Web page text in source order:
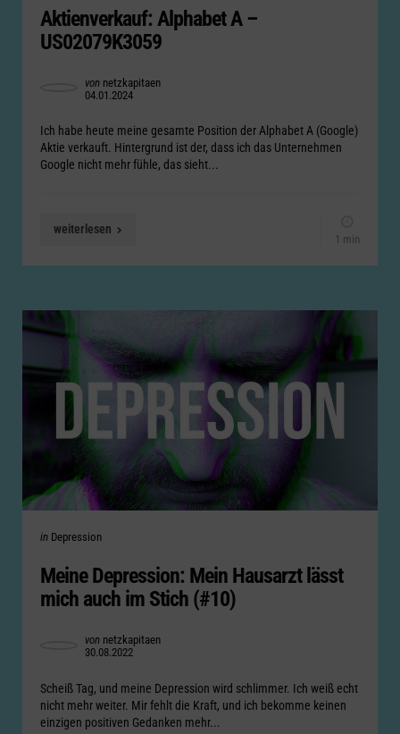
Aktienverkauf: Alphabet A –
US02079K3059
Posted
by
von netzkapitaen
04.01.2024
Ich habe heute meine gesamte Position der Alphabet A (Google)
Aktie verkauft. Hintergrund ist der, dass ich das Unternehmen
Google nicht mehr fühle, das sieht...
weiterlesen
1 min
Categories
Posted
in Depression
Meine Depression: Mein Hausarzt lässt
mich auch im Stich (#10)
Posted
by
von netzkapitaen
30.08.2022
Scheiß Tag, und meine Depression wird schlimmer. Ich weiß echt
nicht mehr weiter. Mir fehlt die Kraft, und ich bekomme keinen
einzigen positiven Gedanken mehr...